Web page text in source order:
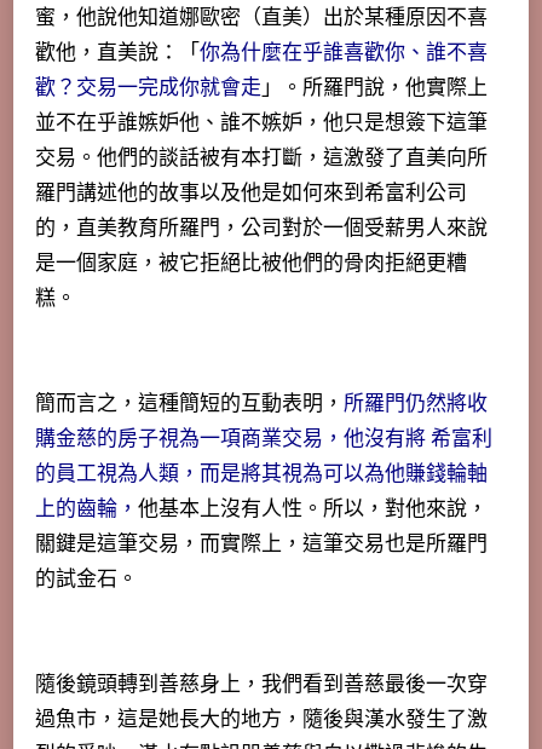
蜜，他說他知道娜歐密（直美）出於某種原因不喜
歡他，直美說：「你為什麼在乎誰喜歡你、誰不喜
歡？交易一完成你就會走」。所羅門說，他實際上
並不在乎誰嫉妒他、誰不嫉妒，他只是想簽下這筆
交易。他們的談話被有本打斷，這激發了直美向所
羅門講述他的故事以及他是如何來到希富利公司
的，直美教育所羅門， 公司對於一個受薪男人來說
是一個家庭，被它拒絕比被他們的骨肉拒絕更糟
糕 。
簡而言之，這種簡短的互動表明， 所羅門仍然將收
購金慈的房子視為一項商業交易，他沒有將 希富利
的員工視為人類，而是將其視為可以為他賺錢輪軸
上的齒輪， 他基本上沒有人性。所以，對他來說，
關鍵是這筆交易，而實際上，這筆交易也是所羅門
的試金石。
隨後鏡頭轉到善慈身上，我們看到善慈最後一次穿
過魚市，這是她長大的地方，隨後與漢水發生了激